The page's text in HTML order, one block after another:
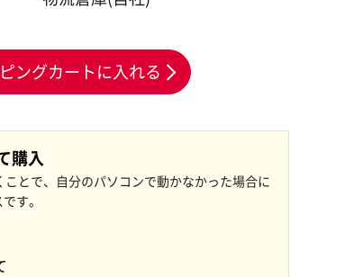
ングカートに入れる
購入
とで、自分のパソコンで動かなかった場合に
す。